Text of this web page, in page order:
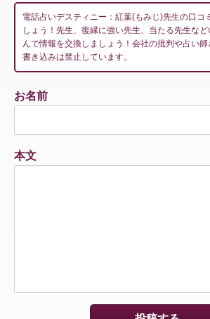
電話占いデスティニー：紅葉(もみじ)先生の口コ
しょう！先生、復縁に強い先生、当たる先生な
んで情報を交換しましょう！会社の批判や占い
書き込みは禁止しています。
お名前
本文